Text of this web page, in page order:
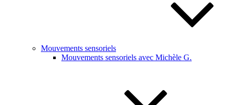
Mouvements sensoriels
Mouvements sensoriels avec Michèle G.